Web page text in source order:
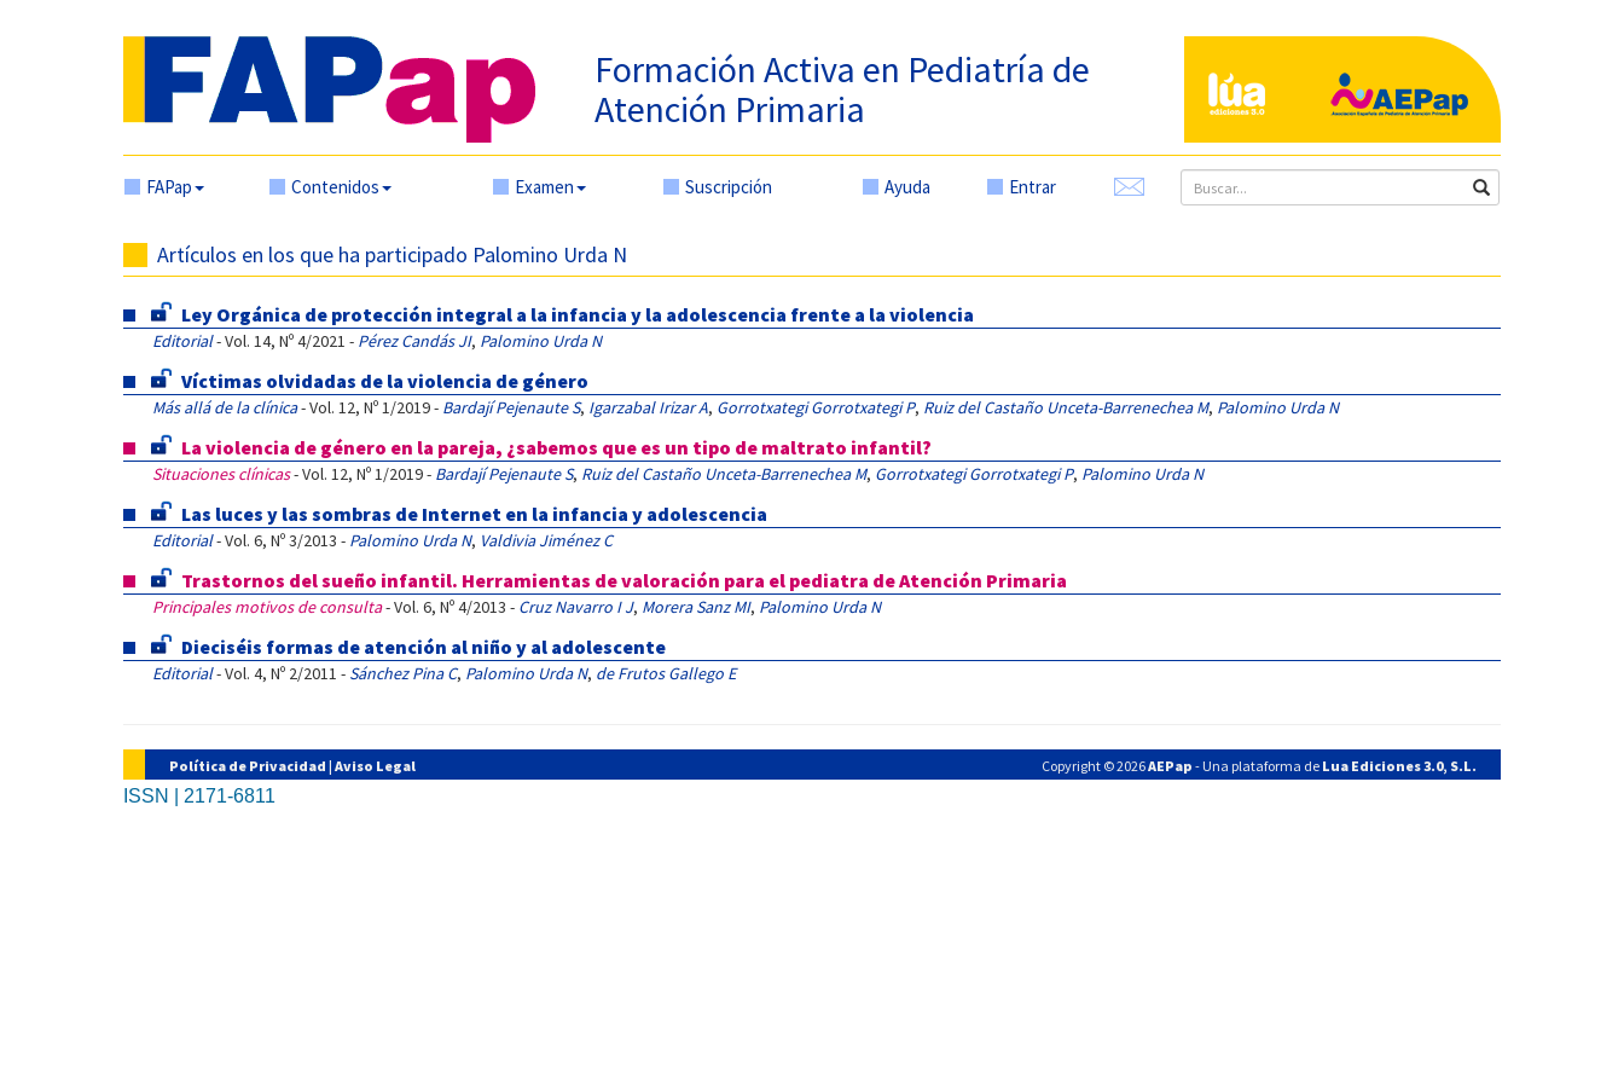
Formación Activa en Pediatría de
Atención Primaria
FAPap Contenidos Examen Suscripción Ayuda Entrar
Artículos en los que ha participado Palomino Urda N
Ley Orgánica de protección integral a la infancia y la adolescencia frente a la violencia
Editorial- Vol. 14, Nº 4/2021 - Pérez Candás JI, Palomino Urda N
Víctimas olvidadas de la violencia de género
Más allá de la clínica- Vol. 12, Nº 1/2019 - Bardají Pejenaute S, Igarzabal Irizar A, Gorrotxategi Gorrotxategi P, Ruiz del Castaño Unceta-Barrenechea M, Palomino Urda N
La violencia de género en la pareja, ¿sabemos que es un tipo de maltrato infantil?
Situaciones clínicas- Vol. 12, Nº 1/2019 - Bardají Pejenaute S, Ruiz del Castaño Unceta-Barrenechea M, Gorrotxategi Gorrotxategi P, Palomino Urda N
Las luces y las sombras de Internet en la infancia y adolescencia
Editorial- Vol. 6, Nº 3/2013 - Palomino Urda N, Valdivia Jiménez C
Trastornos del sueño infantil. Herramientas de valoración para el pediatra de Atención Primaria
Principales motivos de consulta- Vol. 6, Nº 4/2013 - Cruz Navarro I J, Morera Sanz MI, Palomino Urda N
Dieciséis formas de atención al niño y al adolescente
Editorial- Vol. 4, Nº 2/2011 - Sánchez Pina C, Palomino Urda N, de Frutos Gallego E
Política de Privacidad | Aviso Legal Copyright © 2026AEPap - Una plataforma de Lua Ediciones 3.0, S.L.
ISSN | 2171-6811